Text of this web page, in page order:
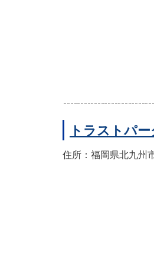
トラストパ
住所：福岡県北九州